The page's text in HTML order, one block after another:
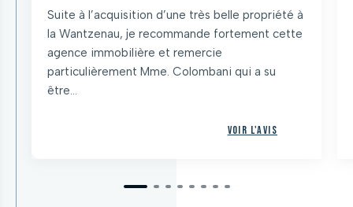
Suite à l’acquisition d’une très belle propriété à
la Wantzenau, je recommande fortement cette
agence immobilière et remercie
particulièrement Mme. Colombani qui a su
être...
Voir l'avis